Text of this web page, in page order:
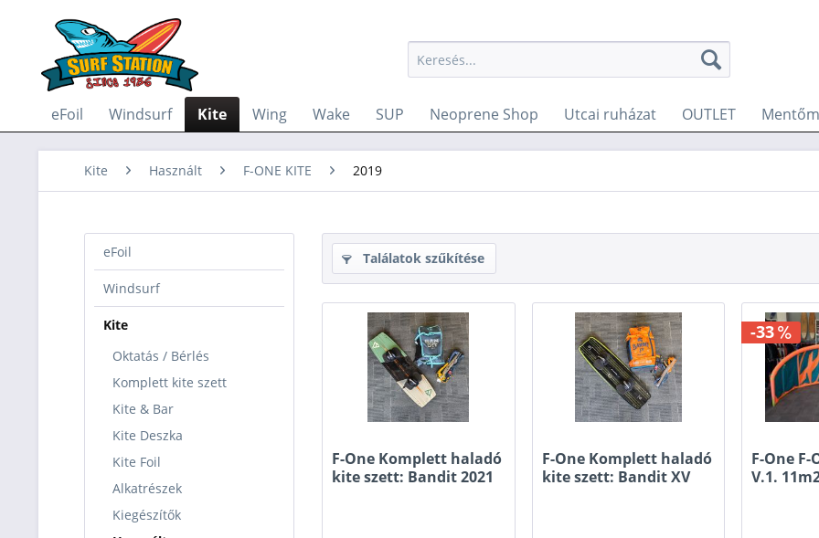
eFoil Windsurf Kite Wing Wake SUP Neoprene Shop Utcai ruházat OUTLET
Kite Használt F-ONE KITE 2019
eFoil
Windsurf
Kite
Oktatás / Bérlés
Komplett kite szett
Kite & Bar
Kite Deszka
Kite Foil
Alkatrészek
Kiegészítők
Találatok szűkítése
F-One Komplett haladó
kite szett: Bandit 2021
F-One Komplett haladó
kite szett: Bandit XV
-33
F-One F-
V.1.